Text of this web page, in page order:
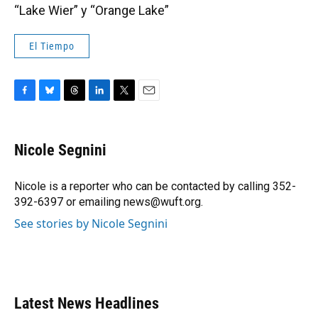
“Lake Wier” y “Orange Lake”
El Tiempo
e
b
o
k
e
s
y
e
a
s
k
e
I
n
r
Nicole Segnini
Nicole is a reporter who can be contacted by calling 352-
392-6397 or emailing news@wuft.org.
See stories by Nicole Segnini
Latest News Headlines